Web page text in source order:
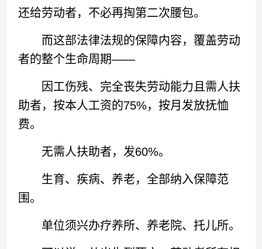
还给劳动者，不必再掏第二次腰包。
而这部法律法规的保障内容，覆盖劳动
者的整个生命周期——
因工伤残、完全丧失劳动能力且需人扶
助者，按本人工资的75%，按月发放抚恤
费。
无需人扶助者，发60%。
生育、疾病、养老，全部纳入保障范
围。
单位须兴办疗养所、养老院、托儿所。